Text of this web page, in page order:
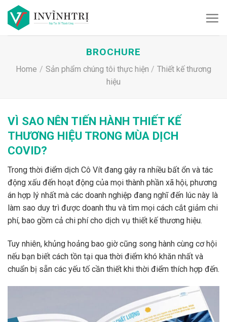
Skip
content
BROCHURE
Home / Sản phẩm chúng tôi thực hiện / Thiết kế thương
hiệu
VÌ SAO NÊN TIẾN HÀNH THIẾT KẾ
THƯƠNG HIỆU TRONG MÙA DỊCH
COVID?
Trong thời điểm dịch Cô Vít đang gây ra nhiều bất ổn và tác
động xấu đến hoạt động của mọi thành phần xã hội, phương
án hợp lý nhất mà các doanh nghiệp đang nghĩ đến lúc này là
làm sao duy trì được doanh thu và tìm mọi cách cắt giảm chi
phí, bao gồm cả chi phí cho dịch vụ thiết kế thương hiệu.
Tuy nhiên, khủng hoảng bao giờ cũng song hành cùng cơ hội
nếu bạn biết cách tồn tại qua thời điểm khó khăn nhất và
chuẩn bị sẵn các yếu tố cần thiết khi thời điểm thích hợp đến.